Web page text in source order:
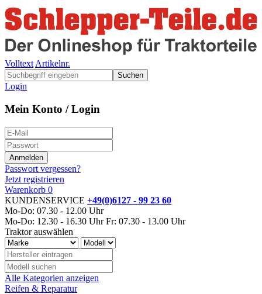
Volltext Artikelnr.
Suchen
Login
Mein Konto / Login
Passwort vergessen?
Jetzt registrieren
Warenkorb 0
KUNDENSERVICE +49(0)6127 - 99 23 60
Mo-Do: 07.30 - 12.00 Uhr
Mo-Do: 12.30 - 16.30 Uhr Fr: 07.30 - 13.00 Uhr
Traktor auswählen
Alle Kategorien anzeigen
Reifen & Reparatur